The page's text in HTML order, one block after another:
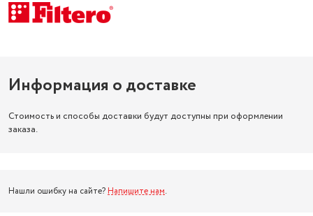
Информация о доставке
Стоимость и способы доставки будут доступны при оформлении
заказа.
Нашли ошибку на сайте? Напишите нам.